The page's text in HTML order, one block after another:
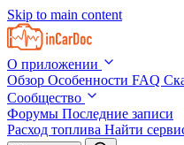
Skip to main content
О приложении
Обзор Особенности FAQ
Сообщество
Форумы Последние записи
Расход топлива Найти